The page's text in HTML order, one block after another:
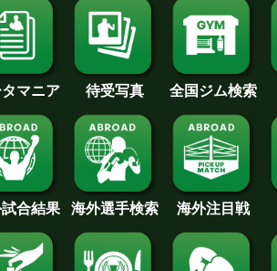
マニア 待受写真 全国ジム検索
合結果 海外選手検索 海外注目戦